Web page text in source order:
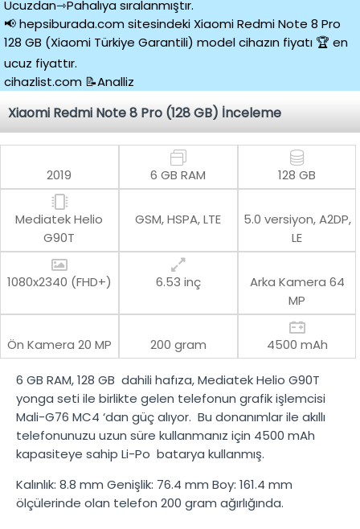
Ucuzdan⇾Pahalıya sıralanmıştır.
📢 hepsiburada.com sitesindeki Xiaomi Redmi Note 8 Pro
128 GB (Xiaomi Türkiye Garantili) model cihazın fiyatı 🏆 en
ucuz fiyattır.
cihazlist.com 📝Analliz
Xiaomi Redmi Note 8 Pro (128 GB) İnceleme
2019 6 GB RAM 128 GB
Mediatek Helio
G90T
GSM, HSPA, LTE
5.0 versiyon, A2DP,
LE
1080x2340 (FHD+) 6.53 inç Arka Kamera 64
MP
Ön Kamera 20 MP 200 gram 4500 mAh
6 GB RAM,128 GB dahili hafıza,Mediatek Helio G90T
yonga seti ile birlikte gelen telefonun grafik işlemcisi
Mali-G76 MC4 ‘dan güç alıyor. Bu donanımlar ile akıllı
telefonunuzu uzun süre kullanmanız için 4500 mAh
kapasiteye sahip Li-Po batarya kullanmış.
Kalınlık: 8.8 mm Genişlik: 76.4 mm Boy: 161.4 mm
ölçülerinde olan telefon 200 gram ağırlığında.